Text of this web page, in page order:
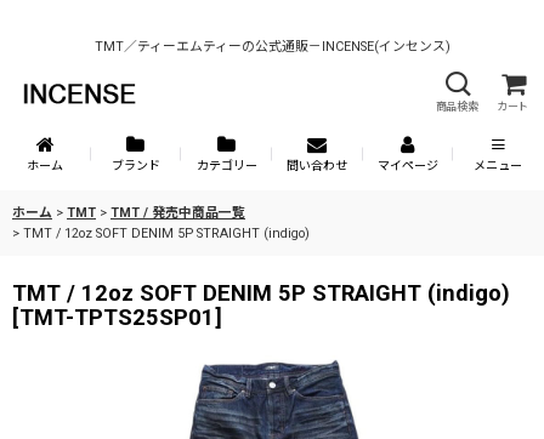
TMT／ティーエムティーの公式通販－INCENSE(インセンス)
商品検索 カート
ホーム ブランド カテゴリー 問い合わせ マイページ メニュー
ホーム > TMT > TMT / 発売中商品一覧
> TMT / 12oz SOFT DENIM 5P STRAIGHT (indigo)
TMT / 12oz SOFT DENIM 5P STRAIGHT (indigo)
[TMT-TPTS25SP01]